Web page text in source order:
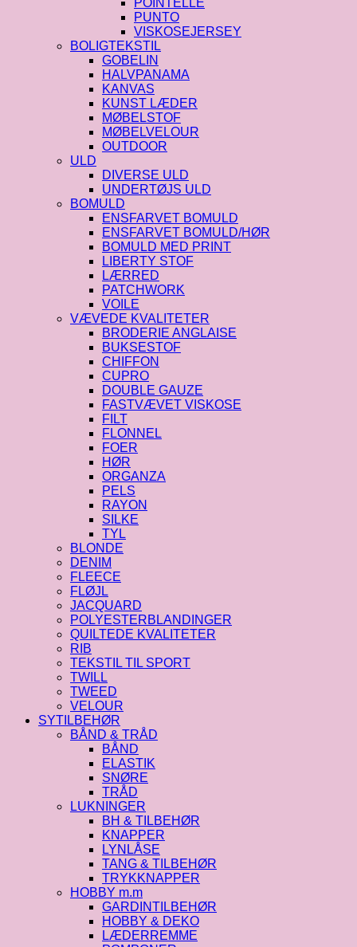
PUNTO
VISKOSEJERSEY
BOLIGTEKSTIL
GOBELIN
HALVPANAMA
KANVAS
KUNST LÆDER
MØBELSTOF
MØBELVELOUR
OUTDOOR
ULD
DIVERSE ULD
UNDERTØJS ULD
BOMULD
ENSFARVET BOMULD
ENSFARVET BOMULD/HØR
BOMULD MED PRINT
LIBERTY STOF
LÆRRED
PATCHWORK
VOILE
VÆVEDE KVALITETER
BRODERIE ANGLAISE
BUKSESTOF
CHIFFON
CUPRO
DOUBLE GAUZE
FASTVÆVET VISKOSE
FILT
FLONNEL
FOER
HØR
ORGANZA
PELS
RAYON
SILKE
TYL
BLONDE
DENIM
FLEECE
FLØJL
JACQUARD
POLYESTERBLANDINGER
QUILTEDE KVALITETER
RIB
TEKSTIL TIL SPORT
TWILL
TWEED
VELOUR
SYTILBEHØR
BÅND & TRÅD
BÅND
ELASTIK
SNØRE
TRÅD
LUKNINGER
BH & TILBEHØR
KNAPPER
LYNLÅSE
TANG & TILBEHØR
TRYKKNAPPER
HOBBY m.m
GARDINTILBEHØR
HOBBY & DEKO
LÆDERREMME